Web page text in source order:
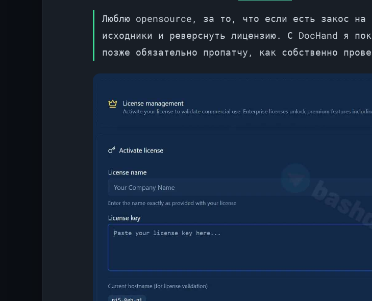
Люблю opensource, за то, что если есть закос на
исходники и реверснуть лицензию. С DocHand я
позже обязательно пропатчу, как собственно